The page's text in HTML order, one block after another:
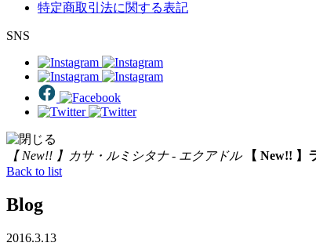
特定商取引法に関する表記
SNS
【 New!! 】カサ・ルミシタナ - エクアドル
【 New!!
Back to list
Blog
2016.3.13